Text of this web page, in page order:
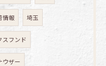
情報 埼玉
スフンド
ウザー